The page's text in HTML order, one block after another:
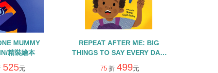
MUMMY
精裝繪本
525元
REPEAT AFTER ME: BIG
THINGS TO SAY EVERY DAY/
精裝繪本
75 折 499元